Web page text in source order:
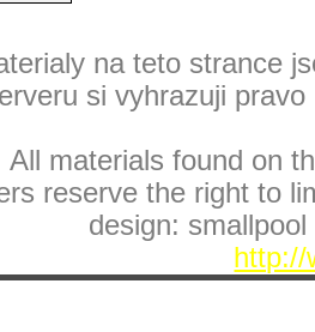
na teto strance
si vyhrazuji
All materials found on
reserve the right to
design:
http://